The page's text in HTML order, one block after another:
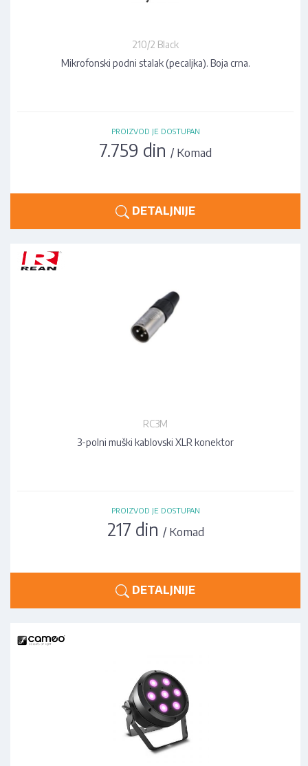
210/2 Black
Mikrofonski podni stalak (pecaljka). Boja crna.
PROIZVOD JE DOSTUPAN
7.759 din / Komad
DETALJNIJE
RC3M
3-polni muški kablovski XLR konektor
PROIZVOD JE DOSTUPAN
217 din / Komad
DETALJNIJE